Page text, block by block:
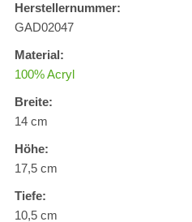
Herstellernummer:
GAD02047
Material:
100% Acryl
Breite:
14 cm
Höhe:
17,5 cm
Tiefe:
10,5 cm